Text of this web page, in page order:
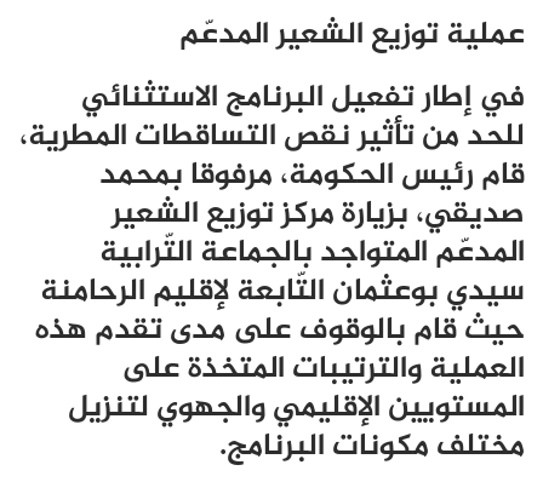
عملية توزيع الشعير المدعّم
في إطار تفعيل البرنامج الاستثنائي
للحد من تأثير نقص التساقطات المطرية،
قام رئيس الحكومة، مرفوقا بمحمد
صديقي، بزيارة مركز توزيع الشعير
المدعّم المتواجد بالجماعة التّرابية
سيدي بوعثمان التّابعة لإقليم الرحامنة
حيث قام بالوقوف على مدى تقدم هذه
العملية والترتيبات المتخذة على
المستويين الإقليمي والجهوي لتنزيل
مختلف مكونات البرنامج.